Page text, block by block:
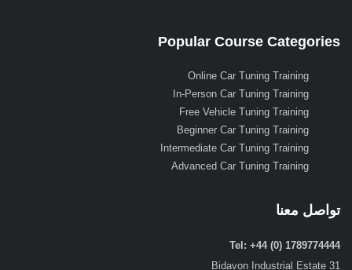
Popular Course Categories
Online Car Tuning Training
In-Person Car Tuning Training
Free Vehicle Tuning Training
Beginner Car Tuning Training
Intermediate Car Tuning Training
Advanced Car Tuning Training
تواصل معنا
Tel: +44 (0) 1789774444
31 Bidavon Industrial Estate